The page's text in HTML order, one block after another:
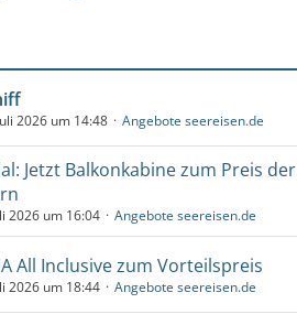
2026 um 14:48 Angebote seereisen.de
Jetzt Balkonkabine zum Preis der
2026 um 16:04 Angebote seereisen.de
All Inclusive zum Vorteilspreis
2026 um 18:44 Angebote seereisen.de